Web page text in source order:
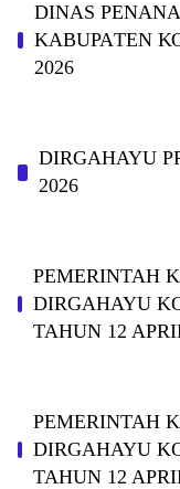
DINAS
KABUPAΤΕΝ
2026
DIRGAHAYU
2026
PEMERINTAH
DIRGAHAYU
TAHUN 12
PEMERINTAH
DIRGAHAYU
TAHUN 12